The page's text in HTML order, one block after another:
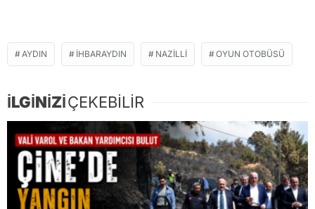
AYDIN IHBARAYDIN NAZILLI OYUN OTOBÜSÜ
İLGİNİZİÇEKEBİLİR